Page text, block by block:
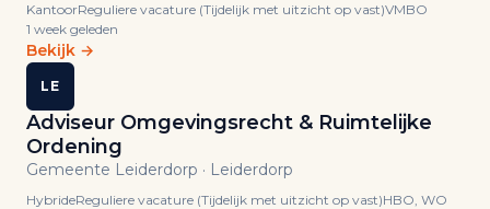
—
filter
op
thema,
werkgever
en
regio.
KantoorReguliere vacature (Tijdelijk met uitzicht op vast)VMBO
1 week geleden
Bekijk →
LE
Adviseur Omgevingsrecht & Ruimtelijke
Ordening
Gemeente Leiderdorp · Leiderdorp
HybrideReguliere vacature (Tijdelijk met uitzicht op vast)HBO, WO